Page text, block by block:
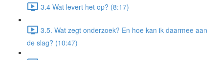
3.4 Wat levert het op? (8:17)
3.5. Wat zegt onderzoek? En hoe kan ik daarmee aan
de slag? (10:47)